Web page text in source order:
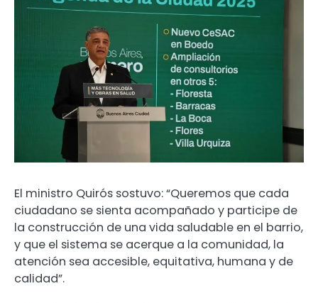
El ministro Quirós sostuvo: “Queremos que cada
ciudadano se sienta acompañado y participe de
la construcción de una vida saludable en el barrio,
y que el sistema se acerque a la comunidad, la
atención sea accesible, equitativa, humana y de
calidad”.